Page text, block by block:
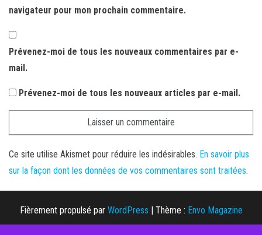
navigateur pour mon prochain commentaire.
Prévenez-moi de tous les nouveaux commentaires par e-
mail.
Prévenez-moi de tous les nouveaux articles par e-mail.
Ce site utilise Akismet pour réduire les indésirables. En savoir plus
sur la façon dont les données de vos commentaires sont traitées.
Fièrement propulsé par WordPress | Thème : Envo Magazine